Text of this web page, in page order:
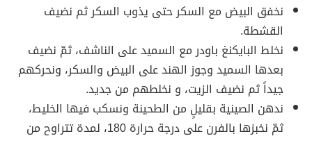
نخفق البيض مع السكر حتى يذوب السكر ثم نضيف
القشطة.
نخلط البايكنغ باودر مع السميد على الناشف، ثمّ نضيف
بعدها السميد وجوز الهند على البيض والسكر، ونحركهم
جيداً ثم نضيف الزيت، و نخلطهم من جديد.
ندهن الصينية بقليلٍ من الطحينة ونسكب فيها الخليط،
ثمّ نخبزها بالفرن على درجة حرارة 180، لمدة تتراوح من